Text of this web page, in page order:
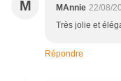
M MAnnie 22/08/
Très jolie et
Répondre